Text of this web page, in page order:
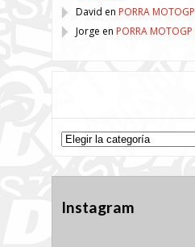
David en PORRA
Jorge en PORRA
Categorías
Instagram